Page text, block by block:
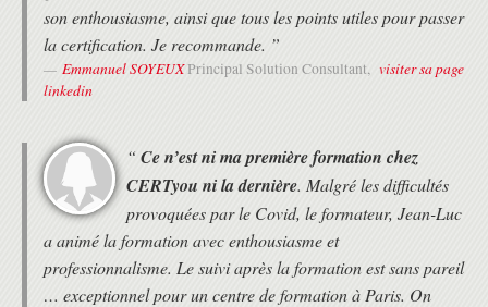
Le tri des exigences. Méthode MoSCoW.
Notion d'itération ou de "Timebox".
Phases d'une itération : étudier, affiner, consolider. Les objectifs
et les rôles.
Suivi et contrôle continu du projet et des risques.
L'ESTIMATION DES TRAVAUX ET LA PLANIFICATION AGILE
Bonnes pratiques d'estimation de charges.
Estimations collégiales. Réestimations.
Bonnes pratiques de planification Agile.
Les différents niveaux de planification (plan de livraison,
déploiement...).
Réaliser un plan de livraison.
son enthousiasme, ainsi que tous les points utiles pour passer
la certification. Je recommande. ”
Emmanuel SOYEUXPrincipal Solution Consultant, visiter sa page
linkedin
“ Ce n’est ni ma première formation chez
CERTyou ni la dernière. Malgré les difficultés
provoquées par le Covid, le formateur, Jean-Luc
a animé la formation avec enthousiasme et
professionnalisme. Le suivi après la formation est sans pareil
… exceptionnel pour un centre de formation à Paris. On